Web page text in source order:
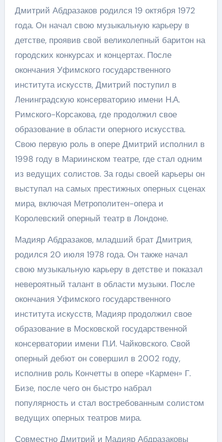
Дмитрий Абдразаков родился 19 октября 1972
года. Он начал свою музыкальную карьеру в
детстве, проявив свой великолепный баритон на
городских конкурсах и концертах. После
окончания Уфимского государственного
института искусств, Дмитрий поступил в
Ленинградскую консерваторию имени Н.А.
Римского-Корсакова, где продолжил свое
образование в области оперного искусства.
Свою первую роль в опере Дмитрий исполнил в
1998 году в Мариинском театре, где стал одним
из ведущих солистов. За годы своей карьеры он
выступал на самых престижных оперных сценах
мира, включая Метрополитен-опера и
Королевский оперный театр в Лондоне.
Мадияр Абдразаков, младший брат Дмитрия,
родился 20 июля 1978 года. Он также начал
свою музыкальную карьеру в детстве и показал
невероятный талант в области музыки. После
окончания Уфимского государственного
института искусств, Мадияр продолжил свое
образование в Московской государственной
консерватории имени П.И. Чайковского. Свой
оперный дебют он совершил в 2002 году,
исполнив роль Кончетты в опере «Кармен» Г.
Бизе, после чего он быстро набрал
популярность и стал востребованным солистом
ведущих оперных театров мира.
Совместно Дмитрий и Мадияр Абдразаковы